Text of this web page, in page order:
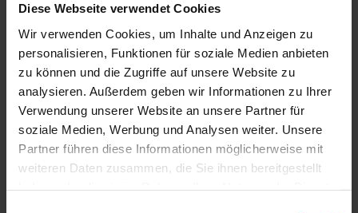
Diese Webseite verwendet Cookies
Wir verwenden Cookies, um Inhalte und Anzeigen zu
personalisieren, Funktionen für soziale Medien anbieten
zu können und die Zugriffe auf unsere Website zu
analysieren. Außerdem geben wir Informationen zu Ihrer
Verwendung unserer Website an unsere Partner für
soziale Medien, Werbung und Analysen weiter. Unsere
Partner führen diese Informationen möglicherweise mit
weiteren Daten zusammen, die Sie ihnen bereitgestellt
Brillante Extras
Fensteranbindung auf Wunsch optional über
Clipbefestigung
Weitere Informationen zu
Ausstattungsextras Fenster-Markisen
Weitere Informationen zu Stoffqualitäten